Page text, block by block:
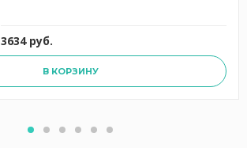
3634 руб.
В КОРЗИНУ